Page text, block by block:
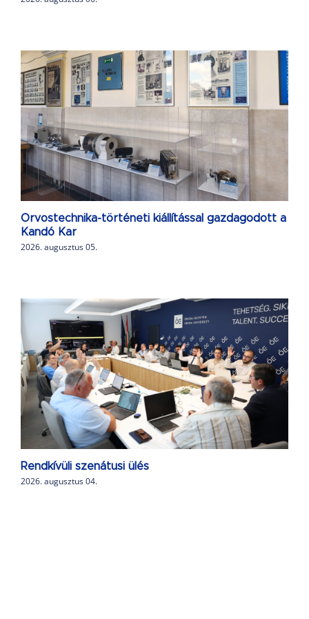
Orvostechnika-történeti kiállítással gazdagodott a
Kandó Kar
2026. augusztus 05.
Rendkívüli szenátusi ülés
2026. augusztus 04.